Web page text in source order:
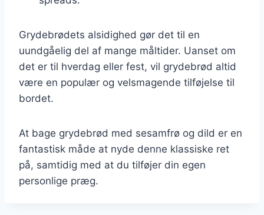
Grydebrødets alsidighed gør det til en
uundgåelig del af mange måltider. Uanset om
det er til hverdag eller fest, vil grydebrød altid
være en populær og velsmagende tilføjelse til
bordet.
At bage grydebrød med sesamfrø og dild er en
fantastisk måde at nyde denne klassiske ret
på, samtidig med at du tilføjer din egen
personlige præg.